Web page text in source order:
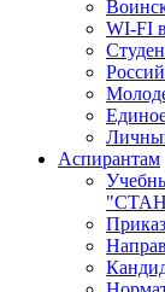
WI-FI
Аспирантам